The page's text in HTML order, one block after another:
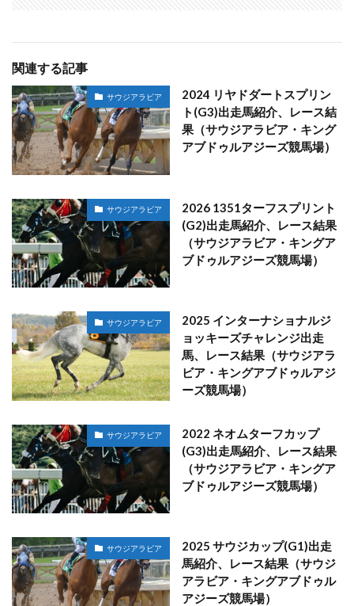
関連する記事
サウジアラビア
2024 リヤドダートスプリン
ト(G3)出走馬紹介、レース結
果（サウジアラビア・キング
アブドゥルアジーズ競馬場）
サウジアラビア
2026 1351ターフスプリント
(G2)出走馬紹介、レース結果
（サウジアラビア・キングア
ブドゥルアジーズ競馬場）
サウジアラビア
2025 インターナショナルジ
ョッキーズチャレンジ出走
馬、レース結果（サウジアラ
ビア・キングアブドゥルアジ
ーズ競馬場）
サウジアラビア
2022 ネオムターフカップ
(G3)出走馬紹介、レース結果
（サウジアラビア・キングア
ブドゥルアジーズ競馬場）
サウジアラビア
2025 サウジカップ(G1)出走
馬紹介、レース結果（サウジ
アラビア・キングアブドゥル
アジーズ競馬場）